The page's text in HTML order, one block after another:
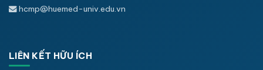
hcmp@huemed-univ.edu.vn
LIÊN KẾT HỮU ÍCH